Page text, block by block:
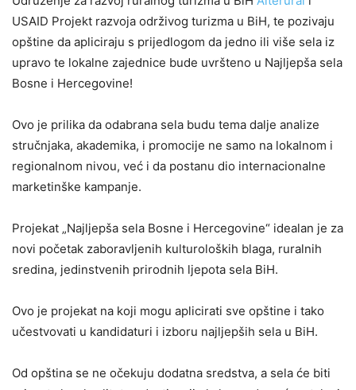
USAID Projekt razvoja održivog turizma u BiH, te pozivaju
opštine da apliciraju s prijedlogom da jedno ili više sela iz
upravo te lokalne zajednice bude uvršteno u Najljepša sela
Bosne i Hercegovine!
Ovo je prilika da odabrana sela budu tema dalje analize
stručnjaka, akademika, i promocije ne samo na lokalnom i
regionalnom nivou, već i da postanu dio internacionalne
marketinške kampanje.
Projekat „Najljepša sela Bosne i Hercegovine“ idealan je za
novi početak zaboravljenih kulturoloških blaga, ruralnih
sredina, jedinstvenih prirodnih ljepota sela BiH.
Ovo je projekat na koji mogu aplicirati sve opštine i tako
učestvovati u kandidaturi i izboru najljepših sela u BiH.
Od opština se ne očekuju dodatna sredstva, a sela će biti